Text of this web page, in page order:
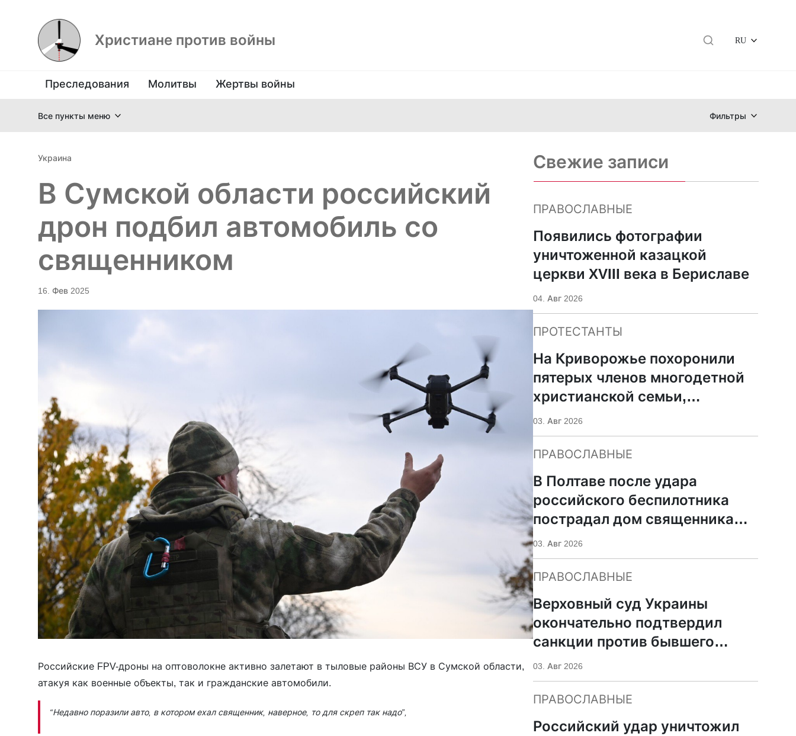
Христиане против войны RU
Преследования Молитвы Жертвы войны
Все пункты меню Фильтры
Украина
В Сумской области российский
дрон подбил автомобиль со
священником
16. Фев 2025
Российские FPV-дроны на оптоволокне активно залетают в тыловые районы ВСУ в Сумской области,
атакуя как военные объекты, так и гражданские автомобили.
“Недавно поразили авто, в котором ехал священник, наверное, то для скреп так надо”,
Свежие записи
ПРАВОСЛАВНЫЕ
Появились фотографии
уничтоженной казацкой
церкви XVIII века в Бериславе
04. Авг 2026
ПРОТЕСТАНТЫ
На Криворожье похоронили
пятерых членов многодетной
христианской семьи,
погибших при российском
ударе
03. Авг 2026
ПРАВОСЛАВНЫЕ
В Полтаве после удара
российского беспилотника
пострадал дом священника
УПЦ
03. Авг 2026
ПРАВОСЛАВНЫЕ
Верховный суд Украины
окончательно подтвердил
санкции против бывшего
митрополита УПЦ Иосифа
03. Авг 2026
ПРАВОСЛАВНЫЕ
Российский удар уничтожил